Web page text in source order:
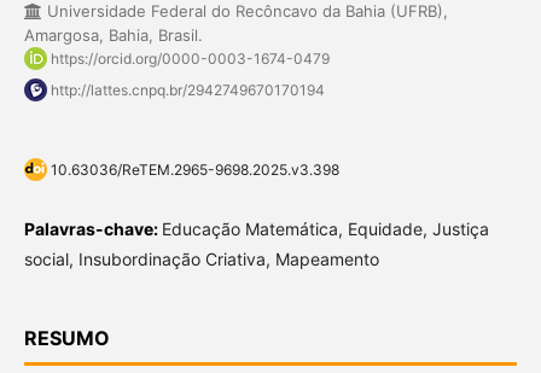
Universidade Federal do Recôncavo da Bahia (UFRB),
Amargosa, Bahia, Brasil.
https://orcid.org/0000-0003-1674-0479
http://lattes.cnpq.br/2942749670170194
10.63036/ReTEM.2965-9698.2025.v3.398
Palavras-chave: Educação Matemática, Equidade, Justiça
social, Insubordinação Criativa, Mapeamento
RESUMO